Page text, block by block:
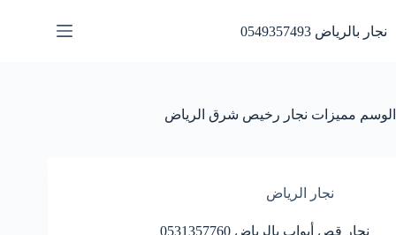
المحتوى
نجار بالرياض 0549357493
الوسم مميزات نجار رخيص شرق الرياض
نجار الرياض
نجار قص أبواب بالرياض 0531357760